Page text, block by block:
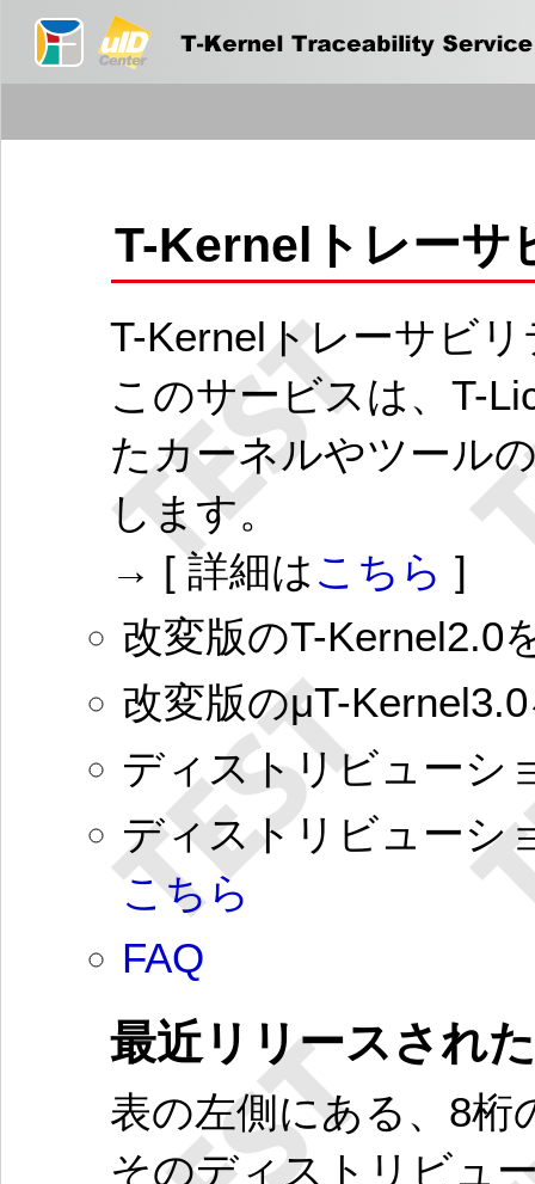
T-Kernelトレーサ
T-Kernelトレーサビ
このサービスは、T-
たカーネルやツール
します。
→ [ 詳細は こちら ]
改変版のT-Kernel2.0
改変版のμT-
ディストリビューシ
ディストリビューシ
こちら
FAQ
最近リリースされ
表の左側にある、8桁
そのディストリビュ